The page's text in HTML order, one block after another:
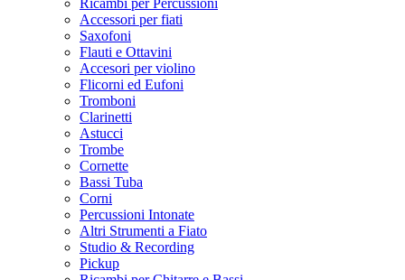
Ricambi per Percussioni
Accessori per fiati
Saxofoni
Flauti e Ottavini
Accesori per violino
Flicorni ed Eufoni
Tromboni
Clarinetti
Astucci
Trombe
Cornette
Bassi Tuba
Corni
Percussioni Intonate
Altri Strumenti a Fiato
Studio & Recording
Pickup